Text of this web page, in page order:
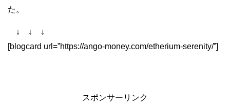
た。
↓ ↓ ↓
[blogcard url=”https://ango-money.com/etherium-serenity/”]
スポンサーリンク